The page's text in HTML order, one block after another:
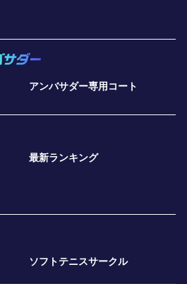
アンバサダー専用コート
最新ランキング
ソフトテニスサークル